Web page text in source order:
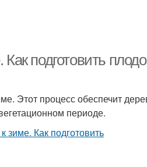
Как подготовить
Этот процесс обеспечит
периоде.